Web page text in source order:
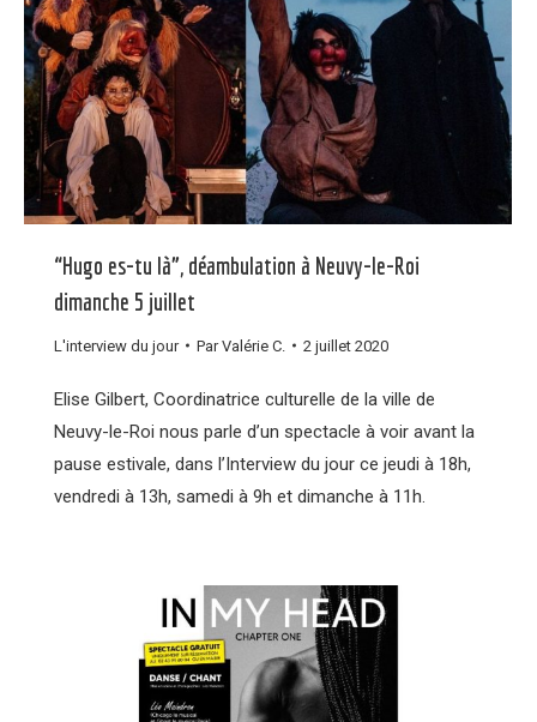
“Hugo es-tu là”, déambulation à Neuvy-le-Roi
dimanche 5 juillet
L'interview du jour ParValérie C. 2 juillet 2020
Elise Gilbert, Coordinatrice culturelle de la ville de
Neuvy-le-Roi nous parle d’un spectacle à voir avant la
pause estivale, dans l’Interview du jour ce jeudi à 18h,
vendredi à 13h, samedi à 9h et dimanche à 11h.